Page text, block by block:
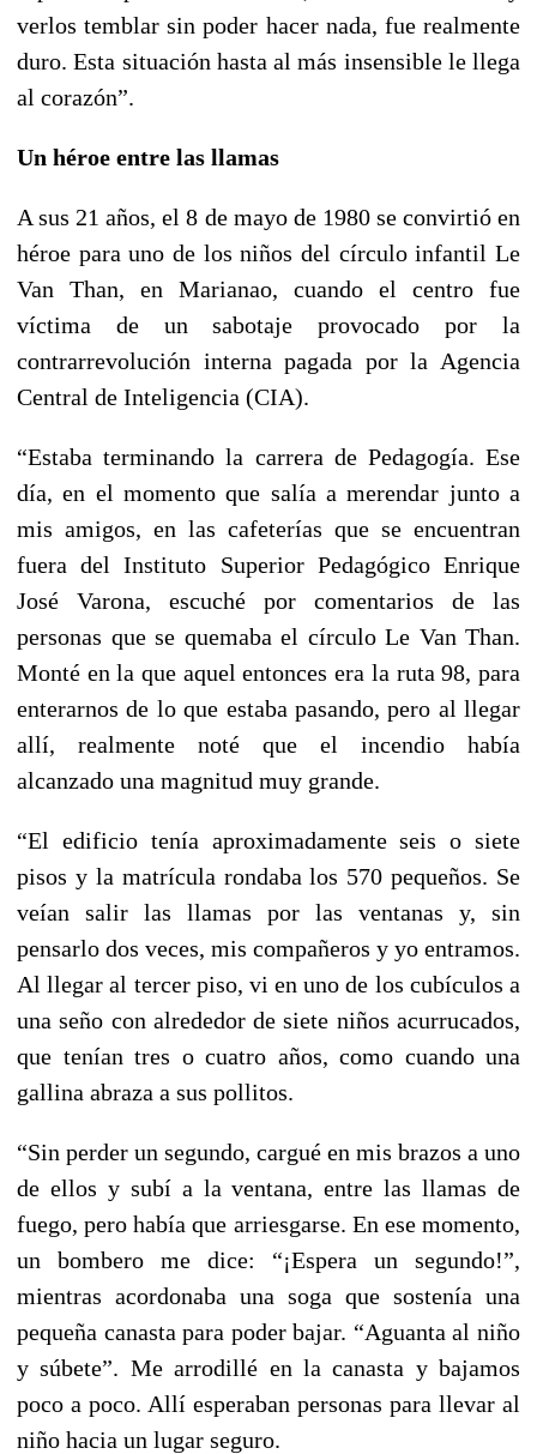
verlos temblar sin poder hacer nada, fue realmente
duro. Esta situación hasta al más insensible le llega
al corazón”.
Un héroe entre las llamas
A sus 21 años, el 8 de mayo de 1980 se convirtió en
héroe para uno de los niños del círculo infantil Le
Van Than, en Marianao, cuando el centro fue
víctima de un sabotaje provocado por la
contrarrevolución interna pagada por la Agencia
Central de Inteligencia (CIA).
“Estaba terminando la carrera de Pedagogía. Ese
día, en el momento que salía a merendar junto a
mis amigos, en las cafeterías que se encuentran
fuera del Instituto Superior Pedagógico Enrique
José Varona, escuché por comentarios de las
personas que se quemaba el círculo Le Van Than.
Monté en la que aquel entonces era la ruta 98, para
enterarnos de lo que estaba pasando, pero al llegar
allí, realmente noté que el incendio había
alcanzado una magnitud muy grande.
“El edificio tenía aproximadamente seis o siete
pisos y la matrícula rondaba los 570 pequeños. Se
veían salir las llamas por las ventanas y, sin
pensarlo dos veces, mis compañeros y yo entramos.
Al llegar al tercer piso, vi en uno de los cubículos a
una seño con alrededor de siete niños acurrucados,
que tenían tres o cuatro años, como cuando una
gallina abraza a sus pollitos.
“Sin perder un segundo, cargué en mis brazos a uno
de ellos y subí a la ventana, entre las llamas de
fuego, pero había que arriesgarse. En ese momento,
un bombero me dice: “¡Espera un segundo!”,
mientras acordonaba una soga que sostenía una
pequeña canasta para poder bajar. “Aguanta al niño
y súbete”. Me arrodillé en la canasta y bajamos
poco a poco. Allí esperaban personas para llevar al
niño hacia un lugar seguro.